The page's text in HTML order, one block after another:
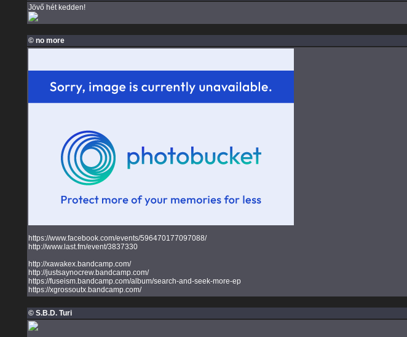
Jövő hét kedden!
© no more
https://www.facebook.com/events/596470177097088/
http://www.last.fm/event/3837330
http://xawakex.bandcamp.com/
http://justsaynocrew.bandcamp.com/
https://fuseism.bandcamp.com/album/search-and-seek-more-ep
https://xgrossoutx.bandcamp.com/
© S.B.D. Turi